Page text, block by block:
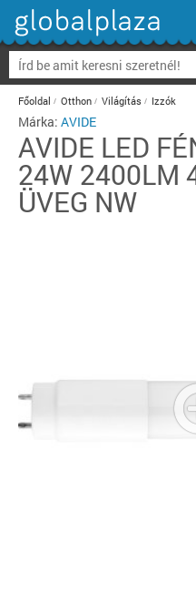
Főoldal Otthon Világítás Izzók
Márka: AVIDE
AVIDE LED
24W 2400LM
ÜVEG NW